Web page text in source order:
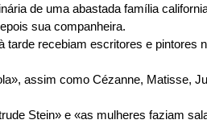
de uma abastada família
sua companheira.
recebiam escritores e pintores
assim como Cézanne, Matisse,
Stein» e «as mulheres faziam